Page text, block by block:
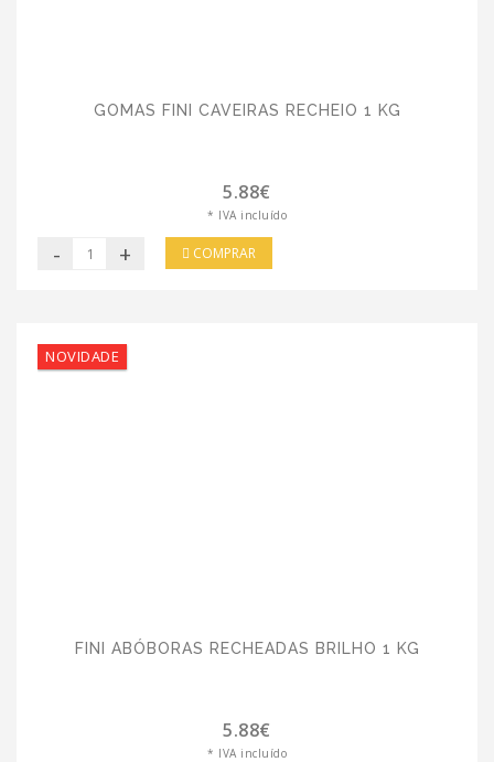
GOMAS FINI CAVEIRAS RECHEIO 1 KG
5.88€
* IVA incluído
- + COMPRAR
NOVIDADE
FINI ABÓBORAS RECHEADAS BRILHO 1 KG
5.88€
* IVA incluído